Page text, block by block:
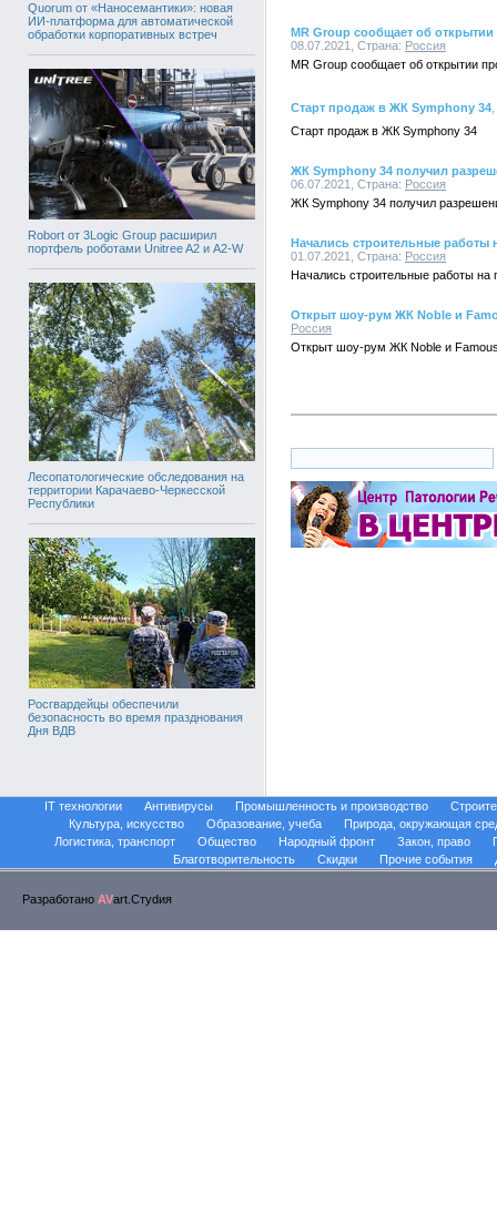
Quorum от «Наносемантики»: новая
ИИ-платформа для автоматической
обработки корпоративных встреч
Robort от 3Logic Group расширил
портфель роботами Unitree A2 и A2-W
Лесопатологические обследования на
территории Карачаево-Черкесской
Республики
Росгвардейцы обеспечили
безопасность во время празднования
Дня ВДВ
MR Group сообщает об
08.07.2021, Страна: Россия
MR Group сообщает об открытии
Старт продаж в ЖК Symphony 34
Старт продаж в ЖК Symphony 34
ЖК Symphony 34 получил
06.07.2021, Страна: Россия
ЖК Symphony 34 получил
Начались строительные работы
01.07.2021, Страна: Россия
Начались строительные работы
Открыт шоу-рум ЖК Noble и
Россия
Открыт шоу-рум ЖК Noble и
IT технологии Антивирусы Промышленность и производство
Культура, искусство
Образование, учеба
Природа, окружающая
Логистика, транспорт
Общество Народный фронт Закон, право
Благотворительность
Скидки Прочие события
Разработано AVart.Стуdия